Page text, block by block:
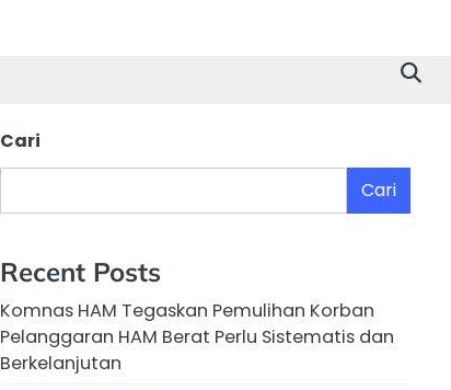
Cari
Cari
Recent Posts
Komnas HAM Tegaskan Pemulihan Korban
Pelanggaran HAM Berat Perlu Sistematis dan
Berkelanjutan